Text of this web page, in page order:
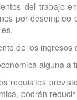
del trabajo
por
de los
alguna
requisitos
podrán